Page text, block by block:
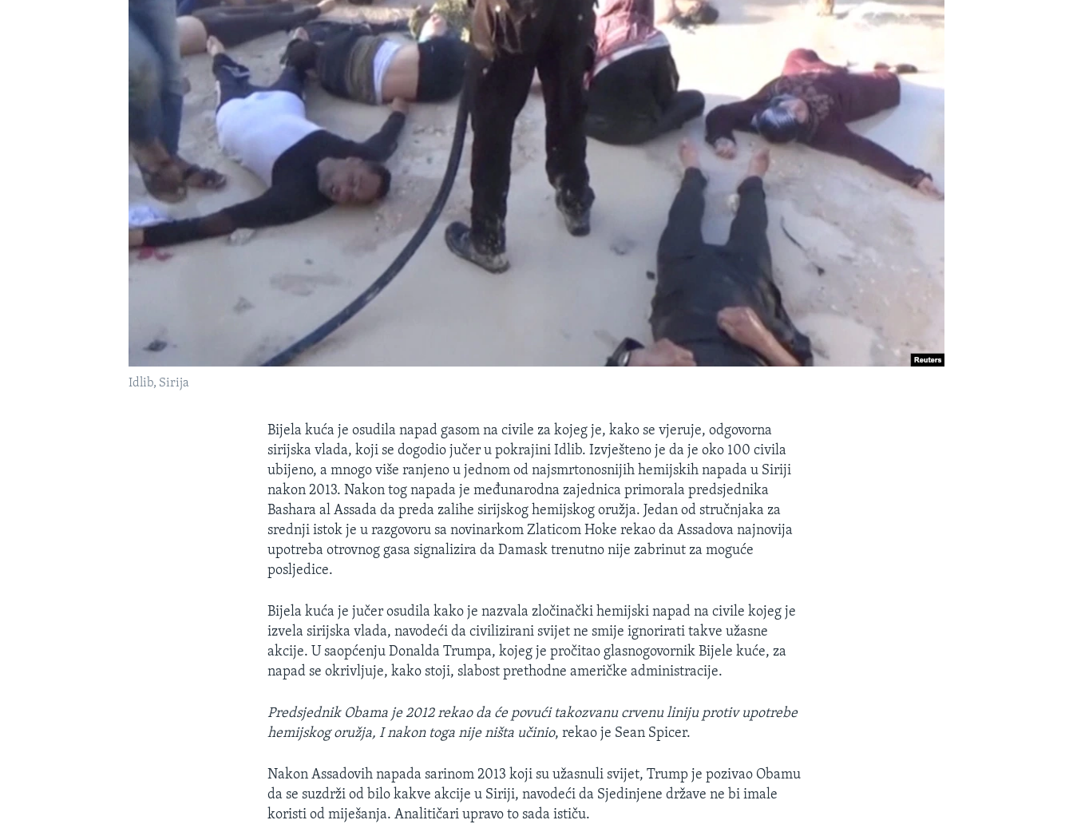
Idlib, Sirija
Bijela kuća je osudila napad gasom na civile za kojeg je, kako se vjeruje, odgovorna
sirijska vlada, koji se dogodio jučer u pokrajini Idlib. Izvješteno je da je oko 100 civila
ubijeno, a mnogo više ranjeno u jednom od najsmrtonosnijih hemijskih napada u Siriji
nakon 2013. Nakon tog napada je međunarodna zajednica primorala predsjednika
Bashara al Assada da preda zalihe sirijskog hemijskog oružja. Jedan od stručnjaka za
srednji istok je u razgovoru sa novinarkom Zlaticom Hoke rekao da Assadova najnovija
upotreba otrovnog gasa signalizira da Damask trenutno nije zabrinut za moguće
posljedice.
Bijela kuća je jučer osudila kako je nazvala zločinački hemijski napad na civile kojeg je
izvela sirijska vlada, navodeći da civilizirani svijet ne smije ignorirati takve užasne
akcije. U saopćenju Donalda Trumpa, kojeg je pročitao glasnogovornik Bijele kuće, za
napad se okrivljuje, kako stoji, slabost prethodne američke administracije.
Predsjednik Obama je 2012 rekao da će povući takozvanu crvenu liniju protiv upotrebe
hemijskog oružja, I nakon toga nije ništa učinio, rekao je Sean Spicer.
Nakon Assadovih napada sarinom 2013 koji su užasnuli svijet, Trump je pozivao Obamu
da se suzdrži od bilo kakve akcije u Siriji, navodeći da Sjedinjene države ne bi imale
koristi od miješanja. Analitičari upravo to sada ističu.